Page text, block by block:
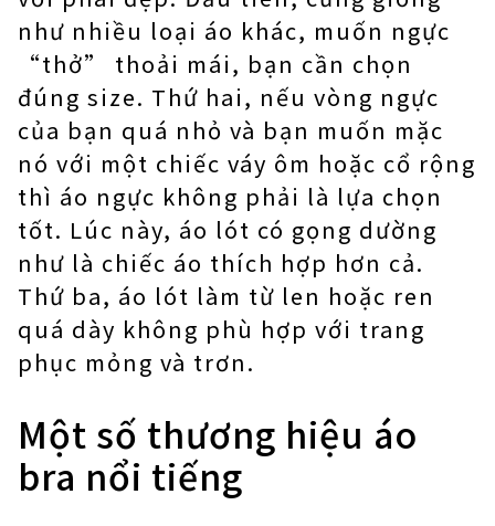
như nhiều loại áo khác, muốn ngực
“thở” thoải mái, bạn cần chọn
đúng size. Thứ hai, nếu vòng ngực
của bạn quá nhỏ và bạn muốn mặc
nó với một chiếc váy ôm hoặc cổ rộng
thì áo ngực không phải là lựa chọn
tốt. Lúc này, áo lót có gọng dường
như là chiếc áo thích hợp hơn cả.
Thứ ba, áo lót làm từ len hoặc ren
quá dày không phù hợp với trang
phục mỏng và trơn.
Một số thương hiệu áo
bra nổi tiếng